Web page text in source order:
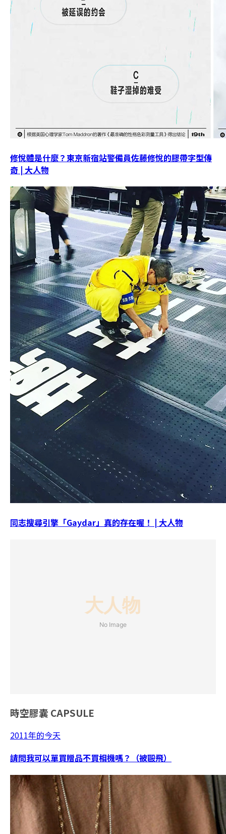
修悅體是什麼？東京新宿站警備員佐藤修悅的膠帶字型傳
奇 | 大人物
同志搜尋引擎「Gaydar」真的存在喔！ | 大人物
時空膠囊 CAPSULE
2011年的今天
請問我可以單買贈品不買相機嗎？（被毆飛）